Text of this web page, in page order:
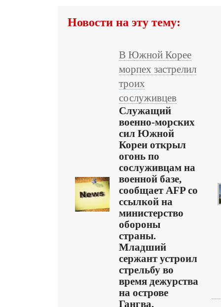
Новости на эту тему:
В Южной Корее
морпех застрелил
троих
сослуживцев
Служащий
военно-морских
сил Южной
Кореи открыл
огонь по
сослуживцам на
военной базе,
сообщает AFP со
ссылкой на
министерство
обороны
страны.
Младший
сержант устроил
стрельбу во
время дежурства
на острове
Гангва,